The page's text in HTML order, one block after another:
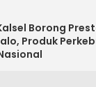
Borong
Produk